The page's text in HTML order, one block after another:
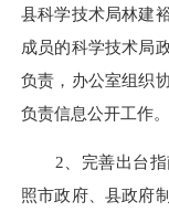
县科学技术局林建
成员的科学技术局
负责，办公室组织
负责信息公开工作。
2、完善出台指
照市政府、县政府